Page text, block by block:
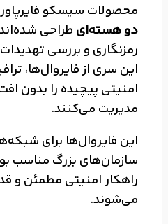
محصولات سیسکو فایرپاور سری 2100
دو هسته‌ای طراحی
رمزنگاری و بررسی
این سری از فایروال‌ها،
امنیتی پیچیده را بدون
مدیریت می‌کنند.
این فایروال‌ها برای
سازمان‌های بزرگ مناسب
راهکار امنیتی مطمئن و
می‌شوند.